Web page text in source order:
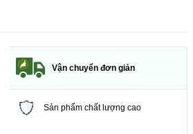
Vận chuyển đơn giản
Sản phẩm chất lượng cao